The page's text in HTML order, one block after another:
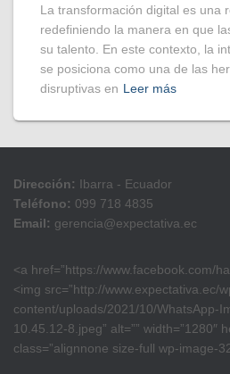
La transformación digital es una
redefiniendo la manera en que
su talento. En este contexto, la
se posiciona como una de las
disruptivas en Leer más
Dirección: Ibarra - Ecuador
Teléfono: 099 718 4835
Email: gerencia@expectativa.ec
<a href=”https://www.facebook.com/
<img src=”http://www.expectativa.ec/
content/uploads/2021/10/WhatsApp-
10.45.12-8.jpeg” alt=”” width=”1280″
class=”alignnone size-full wp-image-